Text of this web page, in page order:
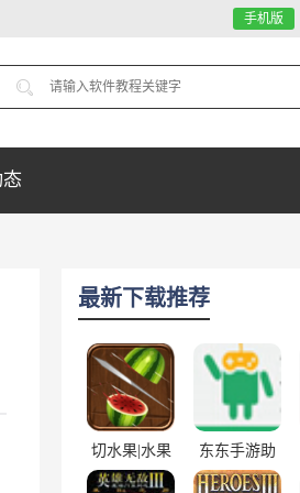
手机版
最新下载推荐
切水果|水果
忍者电脑版
东东手游助
手 3.9.0